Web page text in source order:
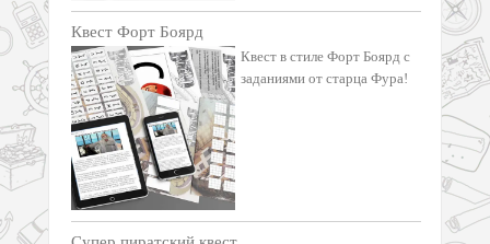
Квест Форт Боярд
Квест в стиле Форт Боярд с
заданиями от старца Фура!